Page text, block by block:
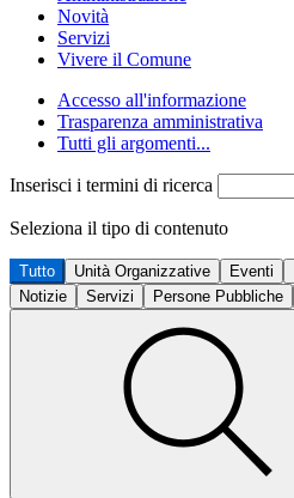
Novità
Servizi
Vivere il Comune
Accesso all'informazione
Trasparenza amministrativa
Tutti gli argomenti...
Inserisci i termini di ricerca
Seleziona il tipo di contenuto
Tutto Unità Organizzative Eventi
Notizie
Servizi Persone Pubbliche